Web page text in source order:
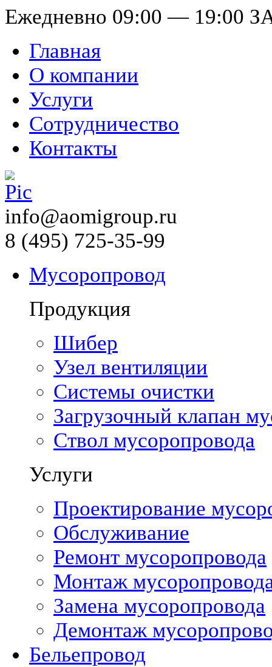
Ежедневно 09:00 — 19:00
Главная
О компании
Услуги
Сотрудничество
Контакты
info@aomigroup.ru
8 (495) 725-35-99
Мусоропровод
Продукция
Шибер
Узел вентиляции
Системы очистки
Загрузочный клапан
Ствол мусоропровода
Услуги
Проектирование
Обслуживание
Ремонт мусоропровода
Монтаж
Замена мусоропровода
Демонтаж
Бельепровод